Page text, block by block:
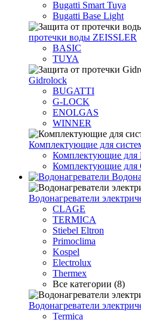
Bugatti Smart Tuya
Bugatti Base Light
протечки воды ZEISSLER
BASIC
TUYA
Gidrolock
BUGATTI
G-LOCK
ENOLGAS
WINNER
Комплектующие для
Комплектующие для
Комплектующие для
Водонагреватeли
CLAGE
TERMICA
Stiebel Eltron
Primoclima
Kospel
Electrolux
Thermex
Все категории (8)
Водонагреватели
Termica